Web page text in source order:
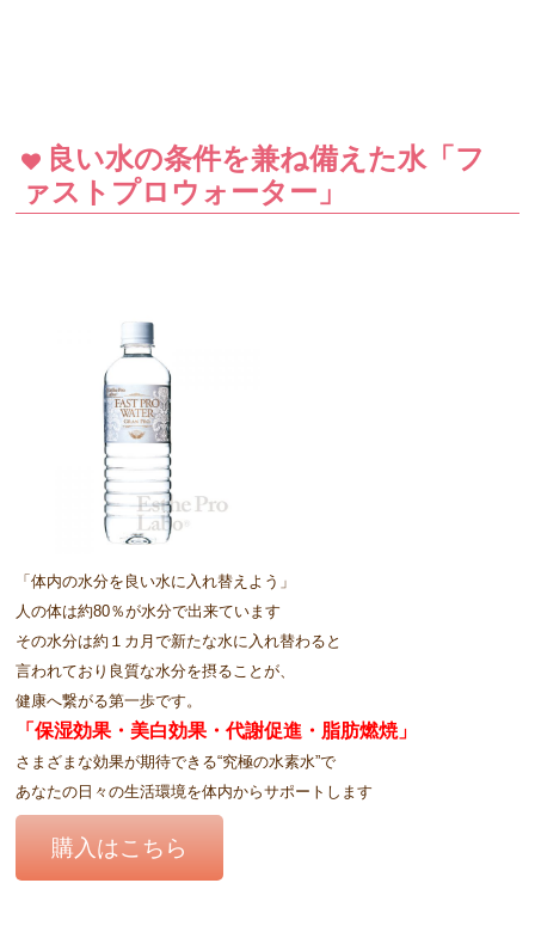
良い水の条件を兼ね備えた水「フ
ァストプロウォーター」
「体内の水分を良い水に入れ替えよう」
人の体は約80％が水分で出来ています
その水分は約１カ月で新たな水に入れ替わると
言われており良質な水分を摂ることが、
健康へ繋がる第一歩です。
「保湿効果・美白効果・代謝促進・脂肪燃焼」
さまざまな効果が期待できる“究極の水素水”で
あなたの日々の生活環境を体内からサポートします
購入はこちら